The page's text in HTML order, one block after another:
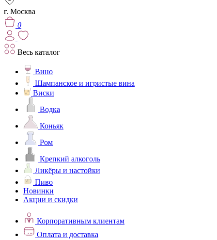
г. Москва
0
Весь каталог
Вино
Шампанское и игристые вина
Виски
Водка
Коньяк
Ром
Крепкий алкоголь
Ликёры и настойки
Пиво
Новинки
Акции и скидки
Корпоративным клиентам
Оплата и доставка